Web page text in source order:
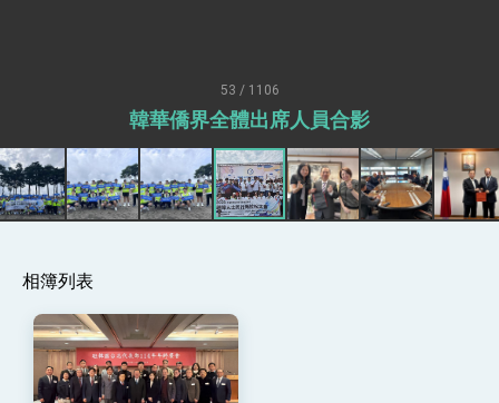
領 下一個世代的繁榮
外交部長林佳龍接受印尼「時代雜誌」專訪，闡
述印太安全局勢，籲深化台印尼半導體供應鏈合
外交部長林佳龍午宴歡迎美國聯邦參議員蓋耶哥
訪問團
外交部長林佳龍接見美國智庫「德國馬歇爾基金
會」訪問團一行，深化跨大西洋戰略夥伴關係
外交部與數位發展部攜手合作，整合台灣雄厚數
位實力，達成固邦榮邦目標
外交部長林佳龍主持第35次「參與亞太經濟合作
策略小組」跨部會會議
53 / 1106
韓華僑界全體出席人員合影
相簿列表